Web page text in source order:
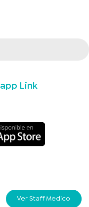
Link
Ver Staff Medico